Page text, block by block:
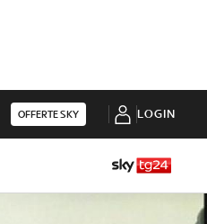
OFFERTE SKY LOGIN